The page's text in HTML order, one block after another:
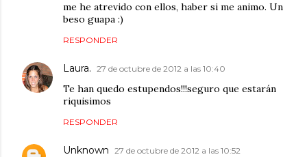
me he atrevido con ellos, haber si me animo. Un
beso guapa :)
RESPONDER
Laura. 27 de octubre de 2012 a las 10:40
Te han quedo estupendos!!!seguro que estarán
riquisimos
RESPONDER
Unknown 27 de octubre de 2012 a las 10:52